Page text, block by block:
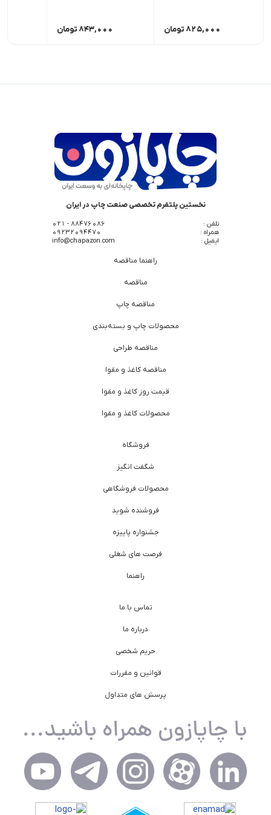
825,000 تومان 843,000 تومان
نخستین پلتفرم تخصصی صنعت چاپ در ایران
تلفن :
88476086 - 021
همراه :
09232094470
ایمیل :
info@chapazon.com
راهنما مناقصه
مناقصه
مناقصه چاپ
محصولات چاپ و بسته‌بندی
مناقصه طراحی
مناقصه کاغذ و مقوا
قیمت روز کاغذ و مقوا
محصولات کاغذ و مقوا
فروشگاه
شگفت انگیز
محصولات فروشگاهی
فروشنده شوید
جشنواره پاییزه
فرصت های شغلی
راهنما
تماس با ما
درباره ما
حریم شخصی
قوانین و مقررات
پرسش های متداول